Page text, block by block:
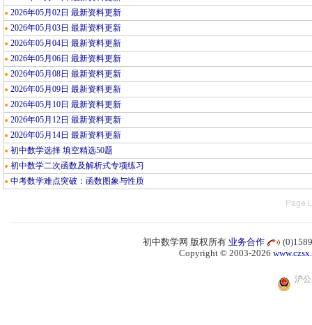
● 2026年05月02日 最新资料更新
● 2026年05月03日 最新资料更新
● 2026年05月04日 最新资料更新
● 2026年05月06日 最新资料更新
● 2026年05月08日 最新资料更新
● 2026年05月09日 最新资料更新
● 2026年05月10日 最新资料更新
● 2026年05月12日 最新资料更新
● 2026年05月14日 最新资料更新
● 初中数学选择 填空精选50题
● 初中数学二次函数及解析式专项练习
● 中考数学难点突破：函数图象与性质
Page
初中数学网 版权所有 业务合作
Copyright © 2003-2026
沪公